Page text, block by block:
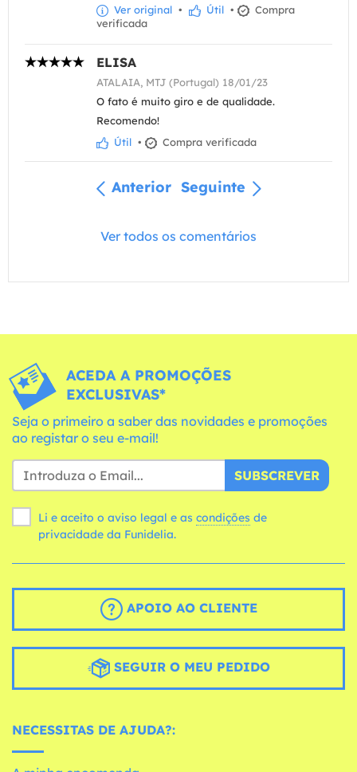
Ver original • Útil •
Compra
verificada
ELISA
ATALAIA, MTJ (Portugal) 18/01/23
O fato é muito giro e de qualidade.
Recomendo!
Útil • Compra verificada
Anterior Seguinte
Ver todos os comentários
ACEDA A PROMOÇÕES
EXCLUSIVAS*
Seja o primeiro a saber das novidades e promoções
ao registar o seu e-mail!
SUBSCREVER
Li e aceito o aviso legal e as condições
privacidade da Funidelia.
APOIO AO CLIENTE
SEGUIR O MEU PEDIDO
NECESSITAS DE AJUDA?: